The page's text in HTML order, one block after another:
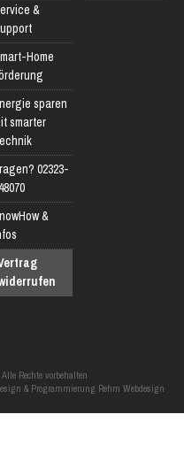
&
Home
sparen
smarter
02323-
&
Rechte vorbehalten
& Programmierung Rehm Webdesign